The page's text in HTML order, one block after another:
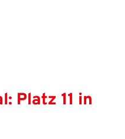
Platz 11 in